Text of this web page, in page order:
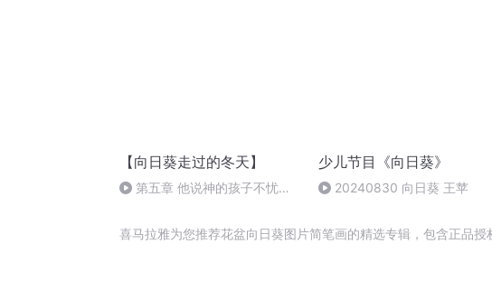
【向日葵走过的冬天】
第五章 他说神的孩子不忧伤
少儿节目《向日葵》
20240830 向日葵 王苹
喜马拉雅为您推荐花盆向日葵图片简笔画的精选专辑，包含正品